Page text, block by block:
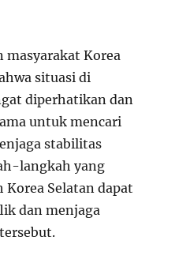
masyarakat Korea
situasi di
diperhatikan dan
untuk mencari
stabilitas
langkah yang
Selatan dapat
dan menjaga